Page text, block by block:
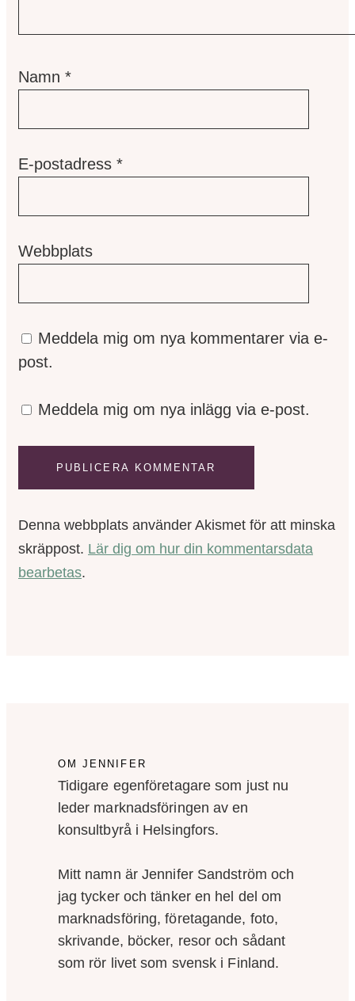
Namn *
E-postadress *
Webbplats
Meddela mig om nya kommentarer via e-
post.
Meddela mig om nya inlägg via e-post.
Denna webbplats använder Akismet för att minska
skräppost. Lär dig om hur din kommentarsdata
bearbetas.
OM JENNIFER
Tidigare egenföretagare som just nu
leder marknadsföringen av en
konsultbyrå i Helsingfors.
Mitt namn är Jennifer Sandström och
jag tycker och tänker en hel del om
marknadsföring, företagande, foto,
skrivande, böcker, resor och sådant
som rör livet som svensk i Finland.